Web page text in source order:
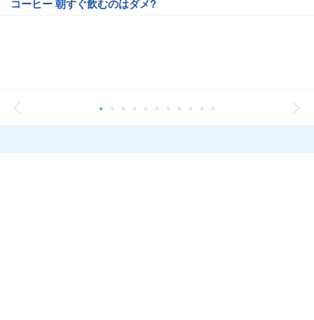
コーヒー 朝すぐ飲むのはダメ?